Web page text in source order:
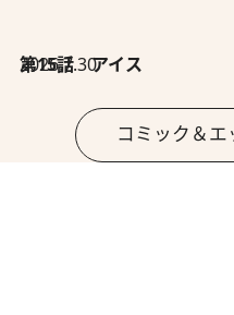
2026.7.30
第15話 アイス
コミック＆エ